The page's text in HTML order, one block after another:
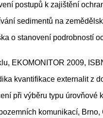
postupů k zajištění
sedimentů na
o stanovení podrobností
EKOMONITOR 2009,
kvantifikace externalit z
při výběru typu úrovňové
komunikací, Brno,